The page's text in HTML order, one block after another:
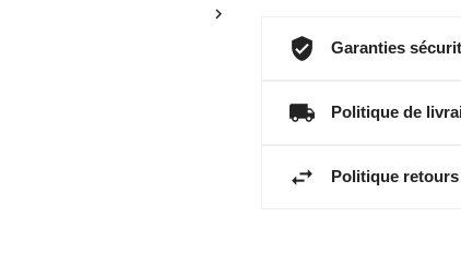

Garanties
Politique de
Politique